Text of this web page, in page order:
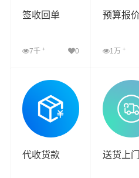
签收回单
7千 + 0
查看详细
预算报
1万+
查看详
代收货款 送货上门